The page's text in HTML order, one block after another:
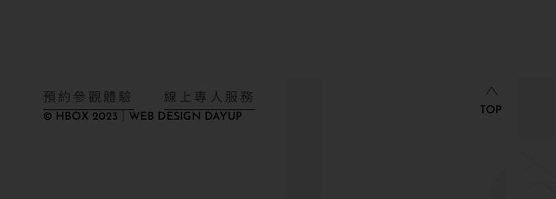
預約參觀體驗 線上專人服務
© HBOX 2023｜WEB DESIGN DAYUP